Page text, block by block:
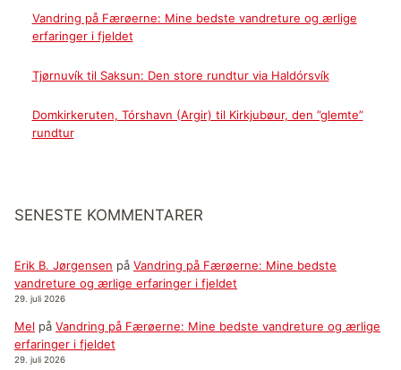
Vandring på Færøerne: Mine bedste vandreture og ærlige
erfaringer i fjeldet
Tjørnuvík til Saksun: Den store rundtur via Haldórsvík
Domkirkeruten, Tórshavn (Argir) til Kirkjubøur, den ”glemte”
rundtur
SENESTE KOMMENTARER
Erik B. Jørgensen på Vandring på Færøerne: Mine bedste
vandreture og ærlige erfaringer i fjeldet
29. juli 2026
Mel på Vandring på Færøerne: Mine bedste vandreture og ærlige
erfaringer i fjeldet
29. juli 2026